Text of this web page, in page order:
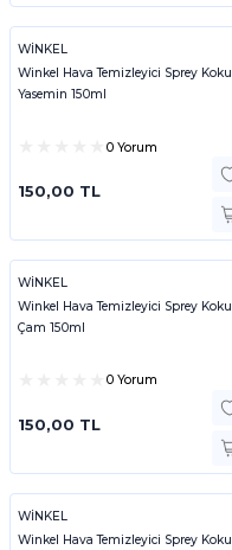
WİNKEL
Winkel Hava Temizleyici Sprey Koku
Yasemin 150ml
0 Yorum
150,00 TL
WİNKEL
Winkel Hava Temizleyici Sprey Koku
Çam 150ml
0 Yorum
150,00 TL
WİNKEL
Winkel Hava Temizleyici Sprey Koku